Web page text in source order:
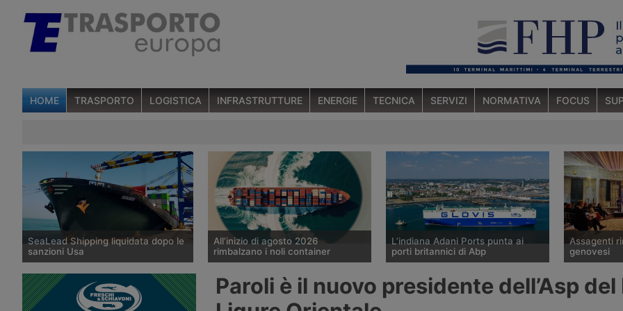
HOME TRASPORTO LOGISTICA INFRASTRUTTURE ENERGIE TECNICA SERVIZI NORMATIVA FOCUS
SeaLead Shipping liquidata dopo le
sanzioni Usa
La compagnia container di Singapore
SeaLead Shipping ha presentato
richiesta di liquidazione volontaria
All’inizio di agosto 2026
rimbalzano i noli container
di container diffusi il 6 agosto 2026
L’indiana Adani Ports punta ai
porti britannici di Abp
valutando l’acquisizione della quota
Assagenti
genovesi
mediatori
Paroli è il nuovo presidente dell’Asp del